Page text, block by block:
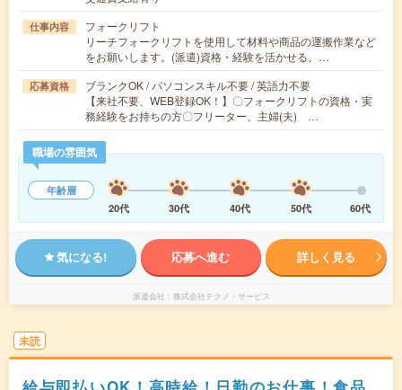
仕事内容
フォークリフト
リーチフォークリフトを使用して材料や商品の運搬作業など
をお願いします。(派遣)資格・経験を活かせる。…
応募資格
ブランクOK / パソコンスキル不要 / 英語力不要
【来社不要、WEB登録OK！】〇フォークリフトの資格・実
務経験をお持ちの方〇フリーター、主婦(夫) …
職場の雰囲気
年齢層
20代
30代 40代 50代 60代
気になる! 応募へ進む 詳しく見る
派遣会社 株式会社テクノ・サービス
未読